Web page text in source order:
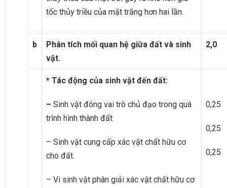
tốc thủy triều của mặt trăng hơn hai lần.
b
Phân tích mối quan hệ giữa đất và sinh
vật.
2,0
* Tác động của sinh vật đến đất:
– Sinh vật đóng vai trò chủ đạo trong quá
trình hình thành đất
– Sinh vật cung cấp xác vật chất hữu cơ
cho đất.
– Vi sinh vật phân giải xác vật chất hữu cơ
0,25
0,25
0,25